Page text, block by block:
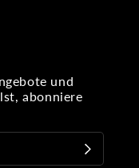
und
abonniere